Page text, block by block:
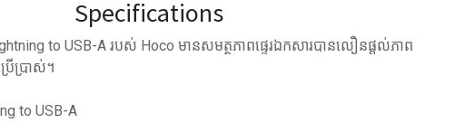
Specifications
to USB-A របស់ Hoco មានសមត្ថភាពផ្ទេរឯកសារបានលឿនផ្តល់ភាព
ើប្រាស់។
to USB-A